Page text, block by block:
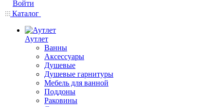
Войти
Каталог
Аутлет
Ванны
Аксессуары
Душевые
Душевые гарнитуры
Мебель для ванной
Поддоны
Раковины